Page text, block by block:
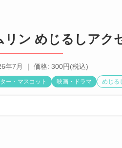
リン めじるしアク
年7月 ｜ 価格: 300円(税込)
ー・マスコット 映画・ドラマ めじる